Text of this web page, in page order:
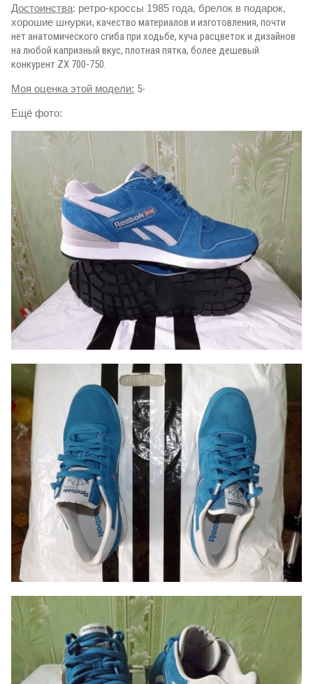
Достоинства: ретро-кроссы 1985 года, брелок в подарок,
хорошие шнурки, качество материалов и изготовления, почти
нет анатомического сгиба при ходьбе, куча расцветок и дизайнов
на любой капризный вкус, плотная пятка, более дешевый
конкурент ZX 700-750.
Моя оценка этой модели: 5-
Ещё фото: